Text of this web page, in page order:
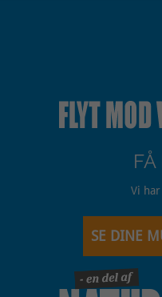
FÅ
Vi
SE DINE